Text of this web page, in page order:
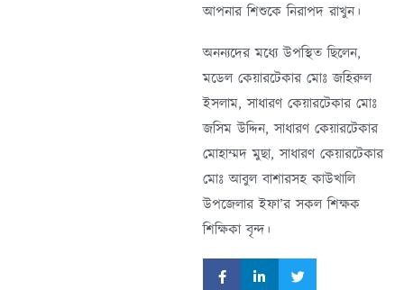
আপনার শিশুকে নিরাপদ রাখুন।
অনন্যদের মধ্যে উপস্থিত ছিলেন,
মডেল কেয়ারটেকার মোঃ জহিরুল
ইসলাম, সাধারণ কেয়ারটেকার মোঃ
জসিম উদ্দিন, সাধারণ কেয়ারটেকার
মোহাম্মদ মুছা, সাধারণ কেয়ারটেকার
মোঃ আবুল বাশারসহ কাউখালি
উপজেলার ইফা’র সকল শিক্ষক
শিক্ষিকা বৃন্দ।